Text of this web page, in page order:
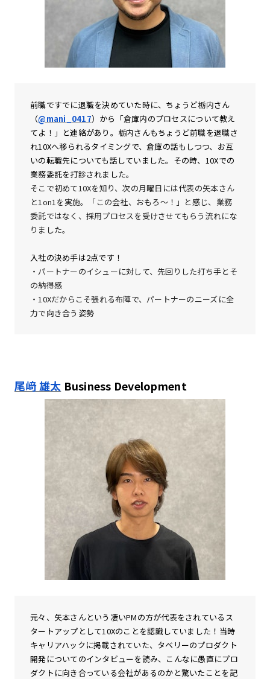
前職ですでに退職を決めていた時に、ちょうど栃内さん
（@mani_0417）から「倉庫内のプロセスについて教え
てよ！」と連絡があり。栃内さんもちょうど前職を退職さ
れ10Xへ移られるタイミングで、倉庫の話もしつつ、お互
いの転職先についても話していました。その時、10Xでの
業務委託を打診されました。
そこで初めて10Xを知り、次の月曜日には代表の矢本さん
と1on1を実施。「この会社、おもろ〜！」と感じ、業務
委託ではなく、採用プロセスを受けさせてもらう流れにな
りました。
入社の決め手は2点です！
・パートナーのイシューに対して、先回りした打ち手とそ
の納得感
・10Xだからこそ張れる布陣で、パートナーのニーズに全
力で向き合う姿勢
尾﨑 雄太 Business Development
元々、矢本さんという凄いPMの方が代表をされているス
タートアップとして10Xのことを認識していました！当時
キャリアハックに掲載されていた、タベリーのプロダクト
開発についてのインタビューを読み、こんなに愚直にプロ
ダクトに向き合っている会社があるのかと驚いたことを記